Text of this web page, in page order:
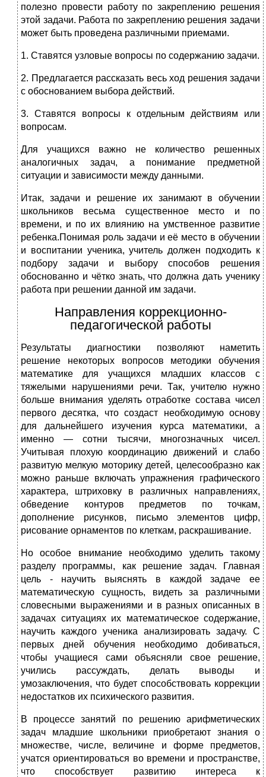
полезно провести работу по закрепле­нию решения
этой задачи. Работа по закреплению решения задачи
может быть проведена различными приемами.
1. Ставятся узловые вопросы по содержанию задачи.
2. Предлагается рассказать весь ход решения задачи
с обосно­ванием выбора действий.
3. Ставятся вопросы к отдельным действиям или
вопросам.
Для учащихся важно не количество решенных
аналогичных задач, а понимание предметной
ситуации и зависи­мости между данными.
Итак, задачи и решение их занимают в обучении
школьников весьма существенное место и по
времени, и по их влиянию на умственное развитие
ребенка.Понимая роль задачи и её место в обучении
и воспитании ученика, учитель должен подходить к
подбору задачи и выбору способов решения
обоснованно и чётко знать, что должна дать ученику
работа при решении данной им задачи.
Направления коррекционно-
педагогической работы
Результаты диагностики позволяют наметить
решение некоторых вопросов методики обучения
математике для учащихся младших классов с
тяжелыми нарушениями речи. Так, учителю нужно
больше внимания уделять отработке состава чисел
первого десятка, что создаст необходимую основу
для дальнейшего изучения курса математики, а
именно — сотни тысячи, многозначных чисел.
Учитывая плохую координацию движений и слабо
развитую мелкую моторику детей, целесообразно как
можно раньше включать упражнения графического
характе­ра, штриховку в различных направлениях,
обведение контуров предметов по точкам,
дополнение рисунков, письмо элементов цифр,
рисование орнаментов по клеткам, раскрашивание.
Но особое внимание необходимо уделить такому
разделу програм­мы, как решение задач. Главная
цель - научить выяснять в каждой задаче ее
математическую сущность, видеть за различными
словесными выражениями и в разных описанных в
задачах ситуациях их математическое содержание,
научить каждого ученика анализировать задачу. С
первых дней обучения необходимо добиваться,
чтобы учащиеся сами объясняли свое решение,
учились рассуждать, делать выводы и
умозаключения, что будет способствовать коррекции
недостатков их психического развития.
В процессе занятий по решению арифметических
задач младшие школьники приобретают знания о
множестве, числе, величине и форме предметов,
учатся ориентироваться во времени и пространстве,
что спо­собствует развитию интереса к